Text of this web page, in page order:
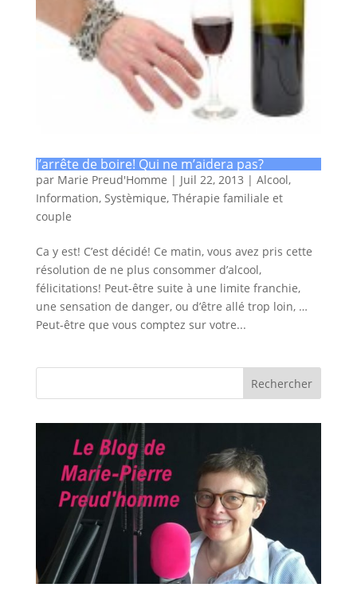
J’arrête de boire! Qui ne m’aidera pas?
par Marie Preud'Homme | Juil 22, 2013 | Alcool,
Information, Systèmique, Thérapie familiale et
couple
Ca y est! C’est décidé! Ce matin, vous avez pris cette
résolution de ne plus consommer d’alcool,
félicitations! Peut-être suite à une limite franchie,
une sensation de danger, ou d’être allé trop loin, …
Peut-être que vous comptez sur votre...